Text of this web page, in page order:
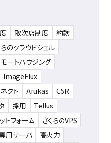
取次店制度
約款
らのクラウドシェル
モートハウジング
ImageFlux
クト
Arukas
CSR
採用
Tellus
トフォーム
さくらのVPS
用サーバ
高火力